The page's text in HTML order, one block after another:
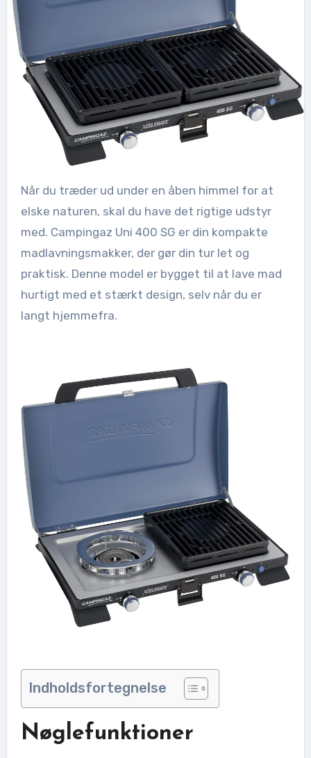
Når du træder ud under en åben himmel for at
elske naturen, skal du have det rigtige udstyr
med. Campingaz Uni 400 SG er din kompakte
madlavningsmakker, der gør din tur let og
praktisk. Denne model er bygget til at lave mad
hurtigt med et stærkt design, selv når du er
langt hjemmefra.
Indholdsfortegnelse
Nøglefunktioner